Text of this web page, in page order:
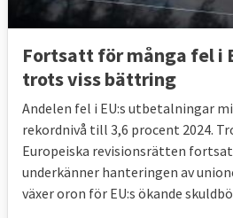
Fortsatt för många fel i
trots viss bättring
Andelen fel i EU:s utbetalningar
rekordnivå till 3,6 procent 2024.
Europeiska revisionsrätten
underkänner hanteringen av
växer oron för EU:s ökande